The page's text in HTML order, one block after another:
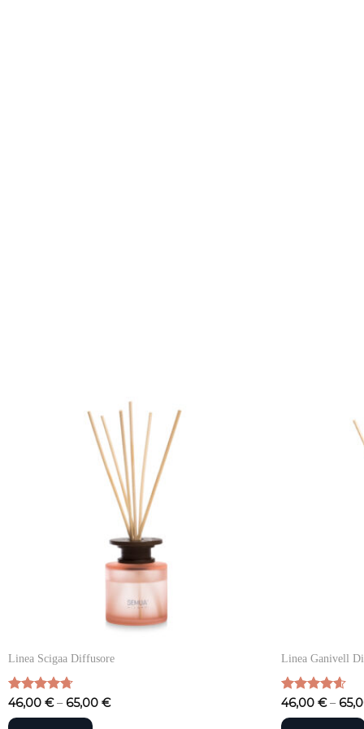
Linea Scigaa Diffusore
Valutato
4.70su 5
46,00 €– 65,00 €
Linea Ganivell
Valutato
4.58su 5
46,00 €–